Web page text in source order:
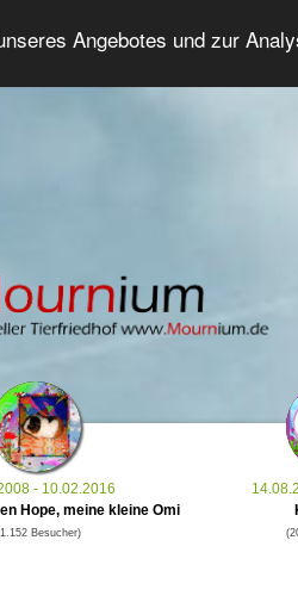
Angebotes und zur
Erweiterte Suche
- 10.02.2016
Hope, meine kleine Omi
Besucher)